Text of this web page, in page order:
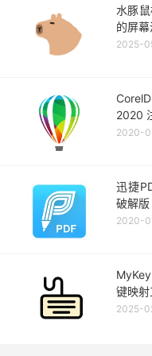
水豚
的屏
2025-
2020
2020-
迅捷
破解版
2020-
键映
2025-